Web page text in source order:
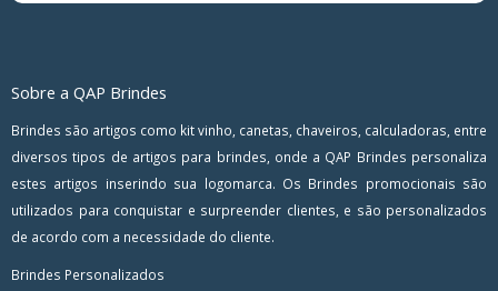
Sobre a QAP Brindes
Brindes são artigos como kit vinho, canetas, chaveiros, calculadoras, entre
diversos tipos de artigos para brindes, onde a QAP Brindes personaliza
estes artigos inserindo sua logomarca. Os Brindes promocionais são
utilizados para conquistar e surpreender clientes, e são personalizados
de acordo com a necessidade do cliente.
Brindes Personalizados